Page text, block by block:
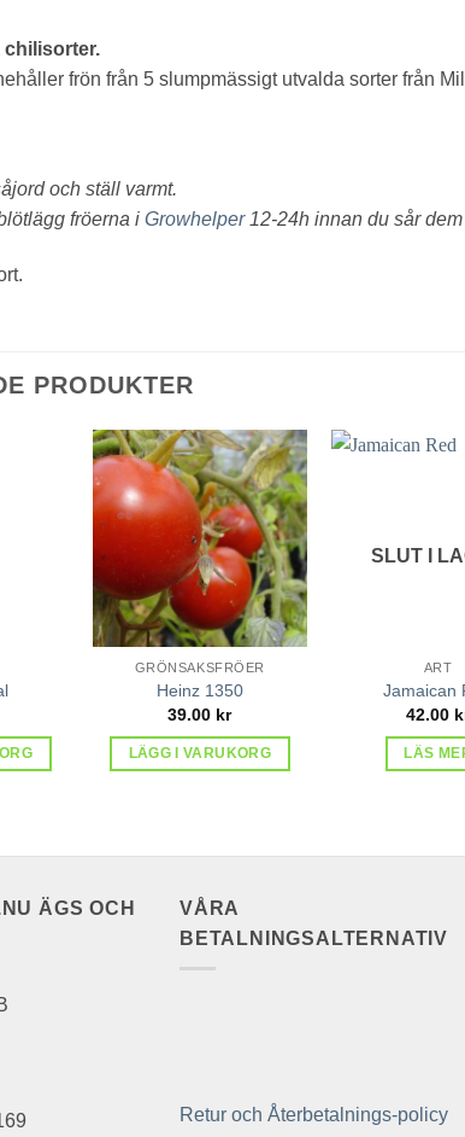
chilisorter.
frön från 5 slumpmässigt utvalda sorter från
och ställ varmt.
fröerna i Growhelper12-24h innan du sår dem
PRODUKTER
lägg till
i
favoriter
GRÖNSAKSFRÖER
Heinz 1350
39.00 kr
LÄGG I VARUKORG
SLUT I
ART
Jamaican
42.00
LÄS
ÄGS OCH
VÅRA
BETALNINGSALTERNATIV
Retur och Återbetalnings-policy